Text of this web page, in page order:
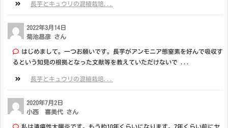
長芋とキュウリの混植栽培...
2022年3月14日
菊池昌彦 さん
はじめまして。一つお願いです。長芋がアンモニア態窒素を好んで吸収す
るという知見の根拠となった文献等を教えていただけないで ...
長芋とキュウリの混植栽培...
2020年7月2日
小西 喜美代 さん
私は潰瘍性大腸炎です。もう約10年くらいになります。7年くらい前にヤ